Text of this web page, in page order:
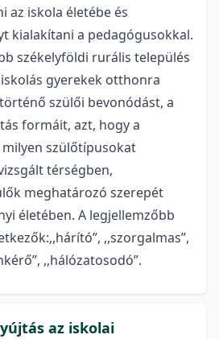
az iskola életébe és
kialakítani a pedagógusokkal.
székelyföldi rurális település
gyerekek otthonra
szülői bevonódást, a
formáit, azt, hogy a
szülőtípusokat
térségben,
meghatározó szerepét
életében. A legjellemzőbb
,,szorgalmas”,
,,hálózatosodó”.
az iskolai